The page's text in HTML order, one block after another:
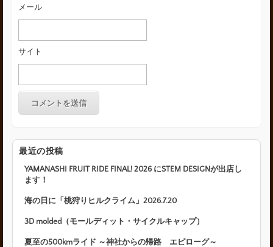
メール
サイト
最近の投稿
YAMANASHI FRUIT RIDE FINAL! 2026 にSTEM DESIGNが出店し
ます！
海の日に「桃狩りヒルクライム」2026.7.20
3D molded（モールディット・サイクルキャップ）
夏至の500kmライド ～神社からの帰路 エピローグ～